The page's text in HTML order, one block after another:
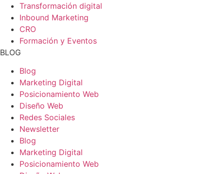
Transformación digital
Inbound Marketing
CRO
Formación y Eventos
BLOG
Blog
Marketing Digital
Posicionamiento Web
Diseño Web
Redes Sociales
Newsletter
Blog
Marketing Digital
Posicionamiento Web